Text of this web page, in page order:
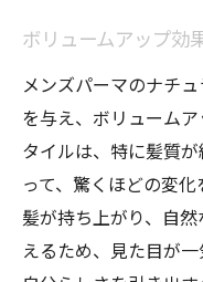
ナチュラ
取り術
センスを
メンズパーマで
スタイリ
選び方
ボリュームアップ効
メンズパーマのナチ
を与え、ボリューム
タイルは、特に髪質
って、驚くほどの変
髪が持ち上がり、自
えるため、見た目が一